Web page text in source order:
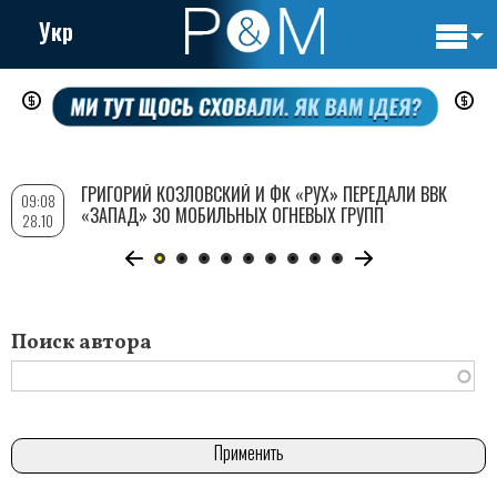
Перейти
содержанию
Укр
Поиск автора
09:08
28.10
ГРИГОРИЙ КОЗЛОВСКИЙ И ФК «РУХ» ПЕРЕДАЛИ ВВК
«ЗАПАД» 30 МОБИЛЬНЫХ ОГНЕВЫХ ГРУПП